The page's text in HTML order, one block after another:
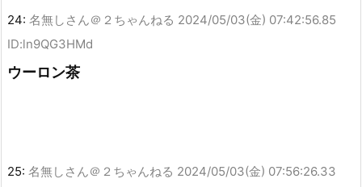
24: 名無しさん＠２ちゃんねる 2024/05/03(金) 07:42:56.85
ID:ln9QG3HMd
ウーロン茶
25: 名無しさん＠２ちゃんねる 2024/05/03(金) 07:56:26.33